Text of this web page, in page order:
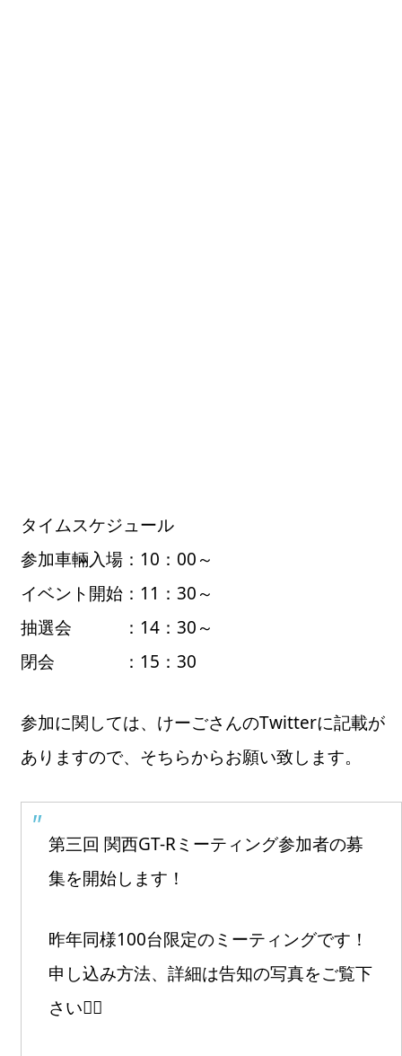
タイムスケジュール
参加車輛入場：10：00～
イベント開始：11：30～
抽選会 ：14：30～
閉会 ：15：30
参加に関しては、けーごさんのTwitterに記載が
ありますので、そちらからお願い致します。
第三回 関西GT-Rミーティング参加者の募
集を開始します！
昨年同様100台限定のミーティングです！
申し込み方法、詳細は告知の写真をご覧下
さい🙇‍♂️